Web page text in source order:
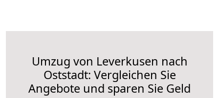
Umzug von Leverkusen nach
Oststadt: Vergleichen Sie
Angebote und sparen Sie Geld